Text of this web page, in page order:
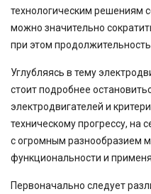
технологическим решениям
можно значительно
при этом
Углубляясь в тему
стоит подробнее
электродвигателей и
техническому прогрессу,
с огромным разнообразием
функциональности и
Первоначально следует